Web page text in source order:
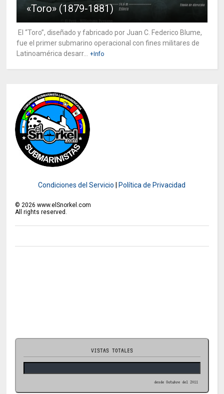
«Toro» (1879-1881)
El “Toro”, diseñado y fabricado por Juan C. Federico Blume,
fue el primer submarino operacional con fines militares de
Latinoamérica desarr...
+Info
Condiciones del Servicio Política de Privacidad
©2026 www.elSnorkel.com
All rights reserved.
VISTAS TOTALES
desde Octubre del 2011